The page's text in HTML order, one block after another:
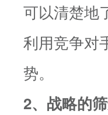
可以清楚地
利用竞争对
势。
2、战略的